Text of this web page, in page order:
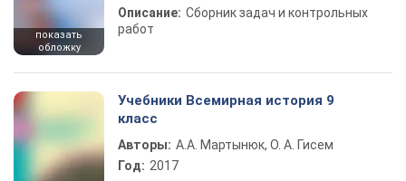
показать
обложку
Описание: Сборник задач и контрольных
работ
Учебники Всемирная история 9
класс
Авторы: А.А. Мартынюк, О. А. Гисем
Год: 2017